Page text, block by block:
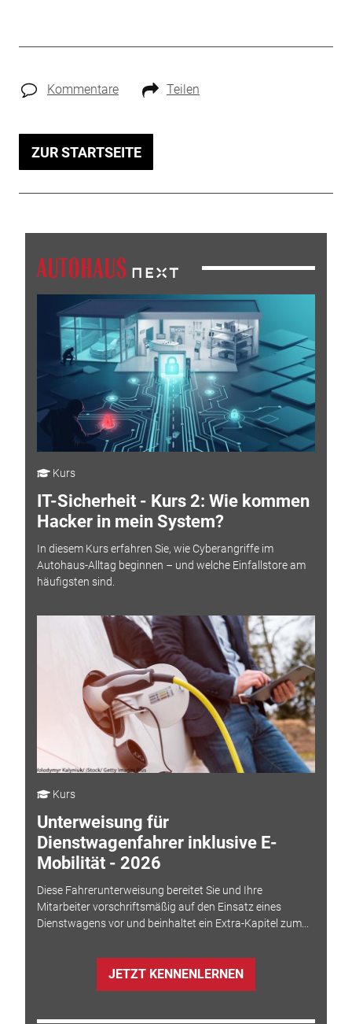
Kommentare Teilen
ZUR STARTSEITE
Kurs
IT-Sicherheit - Kurs 2: Wie kommen
Hacker in mein System?
In diesem Kurs erfahren Sie, wie Cyberangriffe im
Autohaus-Alltag beginnen – und welche Einfallstore am
häufigsten sind.
Kurs
Unterweisung für
Dienstwagenfahrer inklusive E-
Mobilität - 2026
Diese Fahrerunterweisung bereitet Sie und Ihre
Mitarbeiter vorschriftsmäßig auf den Einsatz eines
Dienstwagens vor und beinhaltet ein Extra-Kapitel zum...
JETZT KENNENLERNEN